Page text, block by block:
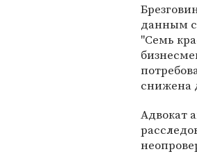
данным
"Семь
снижена
Адвокат